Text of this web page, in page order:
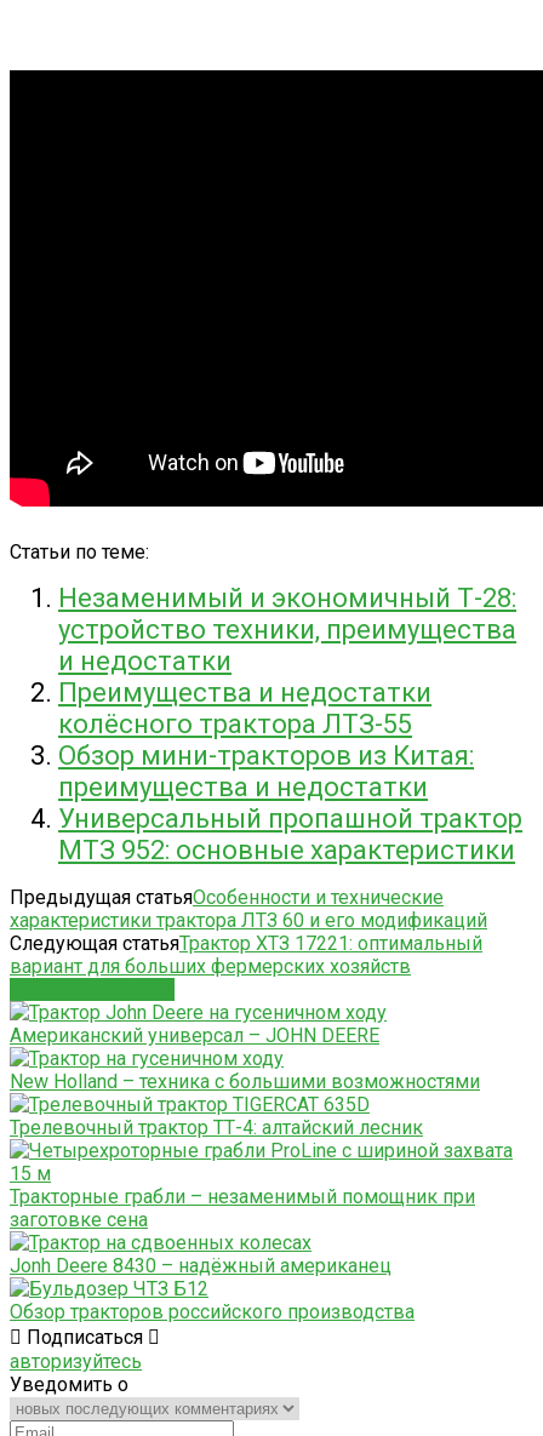
Статьи по теме:
Незаменимый и экономичный Т-28:
устройство техники, преимущества
и недостатки
Преимущества и недостатки
колёсного трактора ЛТЗ-55
Обзор мини-тракторов из Китая:
преимущества и недостатки
Универсальный пропашной трактор
МТЗ 952: основные характеристики
Предыдущая статьяОсобенности и технические
характеристики трактора ЛТЗ 60 и его модификаций
Следующая статьяТрактор ХТЗ 17221: оптимальный
вариант для больших фермерских хозяйств
Американский универсал – JOHN DEERE
New Holland – техника с большими возможностями
Трелевочный трактор ТТ-4: алтайский лесник
Тракторные грабли – незаменимый помощник при
заготовке сена
Jonh Deere 8430 – надёжный американец
Обзор тракторов российского производства
Подписаться
авторизуйтесь
Уведомить о